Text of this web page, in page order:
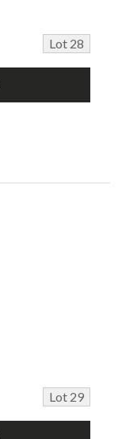
Lot 28
Lot 29